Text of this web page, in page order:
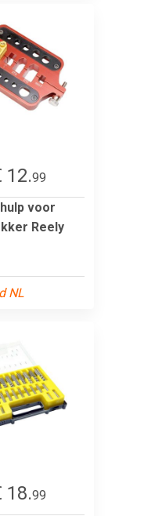
12.99
voor
Reely
NL
18.99